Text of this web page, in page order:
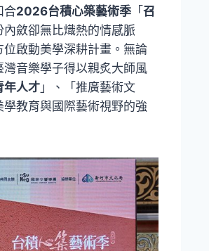
合2026台積心築藝術季 「召
斂卻無比熾熱的情感脈
啟動美學深耕計畫。無論
音樂學子得以親炙大師風
年人才」、「推廣藝術文
教育與國際藝術視野的強